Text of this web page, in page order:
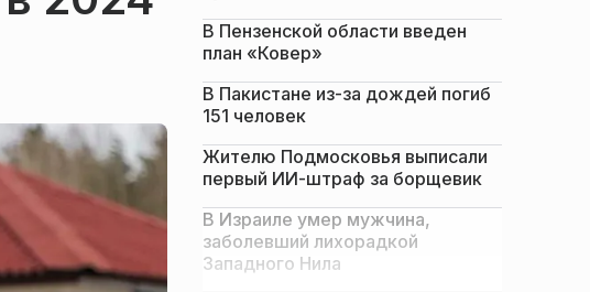
В Пензенской области введен
план «Ковер»
В Пакистане из-за дождей погиб
151 человек
Жителю Подмосковья выписали
первый ИИ-штраф за борщевик
В Израиле умер мужчина,
заболевший лихорадкой
Западного Нила